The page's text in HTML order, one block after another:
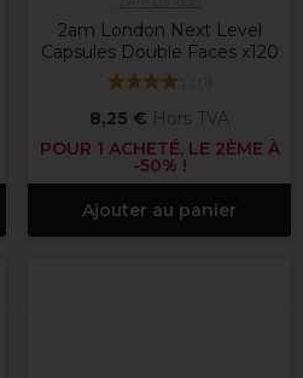
2am London Next Level
Capsules Double Faces x120
(1)
8,25 € Hors TVA
POUR 1 ACHETÉ, LE 2ÈME À
-50% !
Ajouter au panier